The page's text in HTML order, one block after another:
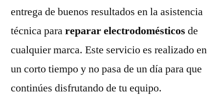
entrega de buenos resultados en la asistencia
técnica parareparar electrodomésticos de
cualquier marca. Este servicio es realizado en
un corto tiempo y no pasa de un día para que
continúes disfrutando de tu equipo.